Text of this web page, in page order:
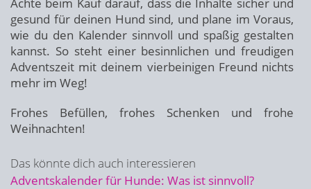
gesund für deinen Hund sind, und plane im Voraus,
wie du den Kalender sinnvoll und spaßig gestalten
kannst. So steht einer besinnlichen und freudigen
Adventszeit mit deinem vierbeinigen Freund nichts
mehr im Weg!
Frohes Befüllen, frohes Schenken und frohe
Weihnachten!
Das könnte dich auch interessieren
Adventskalender für Hunde: Was ist sinnvoll?